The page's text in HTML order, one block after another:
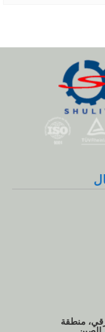
الشرقي، منطقة